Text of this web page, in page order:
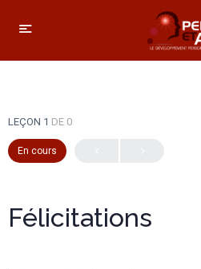
LEÇON 1 DE 0
En cours
Félicitations